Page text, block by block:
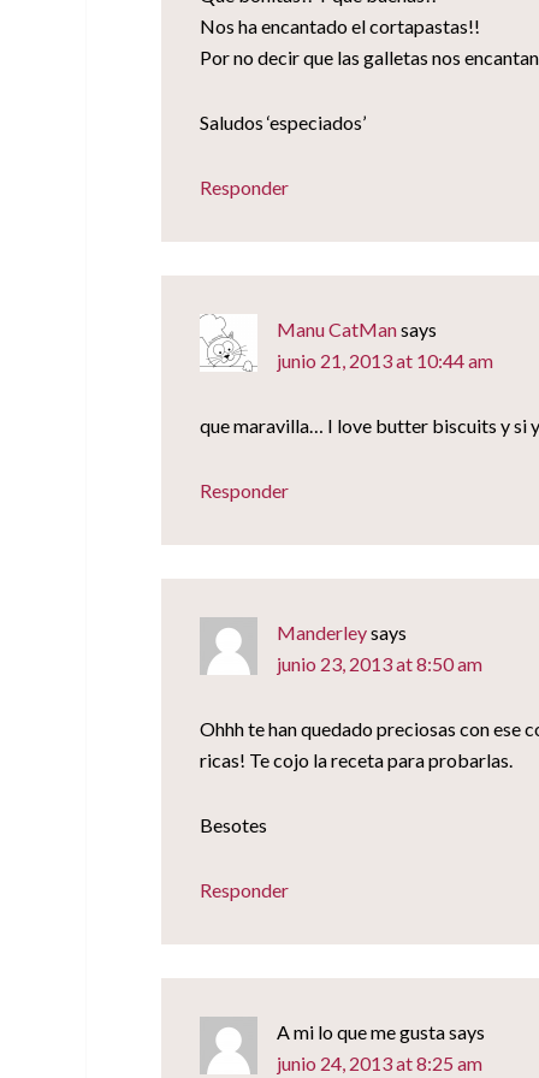
Nos ha encantado el cortapastas!!
Por no decir que las galletas nos
Saludos ‘especiados’
Responder
Manu CatMansays
junio 21, 2013 at 10:44 am
que maravilla… I love butter biscuits y si
Responder
Manderleysays
junio 23, 2013 at 8:50 am
Ohhh te han quedado preciosas con ese
ricas! Te cojo la receta para probarlas.
Besotes
Responder
A mi lo que me gustasays
junio 24, 2013 at 8:25 am